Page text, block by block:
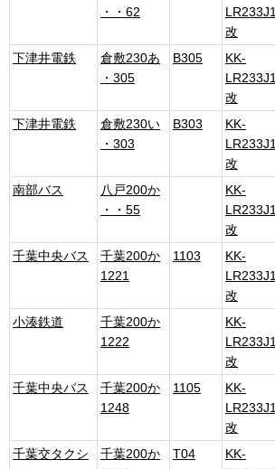
・・62
LR233J1
改
下津井電鉄
倉敷230あ
・305
B305
KK-
LR233J1
改
下津井電鉄
倉敷230い
・303
B303
KK-
LR233J1
改
南部バス
八戸200か
・・55
KK-
LR233J1
改
千葉中央バス
千葉200か
1221
1103
KK-
LR233J1
改
小湊鉄道
千葉200か
1222
KK-
LR233J1
改
千葉中央バス
千葉200か
1248
1105
KK-
LR233J1
改
千葉交タクシ
千葉200か
T04
KK-